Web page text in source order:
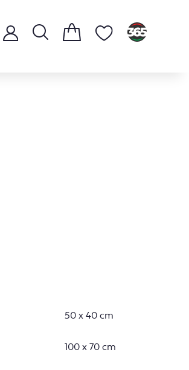
50 x 40 cm
100 x 70 cm